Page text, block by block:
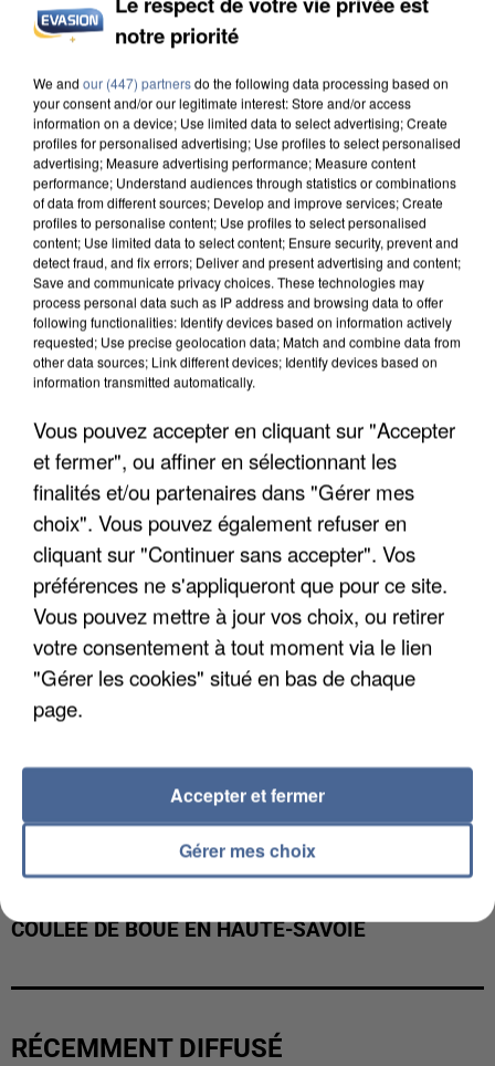
L’UN DES FONDATEURS SUPPOSÉS DE LA DZ
MAFIA INTERPELLÉ EN ALGÉRIE
UN SECOND CADRE DE LA DZ MAFIA
INTERPELLÉ EN ALGÉRIE
COULÉE DE BOUE EN HAUTE-SAVOIE
RÉCEMMENT DIFFUSÉ
notre priorité
We and our (447) partnersdo the following data processing based on
your consent and/or our legitimate interest: Store and/or access
information on a device; Use limited data to select advertising; Create
profiles for personalised advertising; Use profiles to select personalised
advertising; Measure advertising performance; Measure content
performance; Understand audiences through statistics or combinations
of data from different sources; Develop and improve services; Create
profiles to personalise content; Use profiles to select personalised
content; Use limited data to select content; Ensure security, prevent and
detect fraud, and fix errors; Deliver and present advertising and content;
Save and communicate privacy choices. These technologies may
process personal data such as IP address and browsing data to offer
following functionalities: Identify devices based on information actively
requested; Use precise geolocation data; Match and combine data from
other data sources; Link different devices; Identify devices based on
information transmitted automatically.
Vous pouvez accepter en cliquant sur "Accepter
et fermer", ou affiner en sélectionnant les
finalités et/ou partenaires dans "Gérer mes
choix". Vous pouvez également refuser en
cliquant sur "Continuer sans accepter". Vos
préférences ne s'appliqueront que pour ce site.
Vous pouvez mettre à jour vos choix, ou retirer
votre consentement à tout moment via le lien
"Gérer les cookies" situé en bas de chaque
page.
Gérer mes choix
Accepter et fermer